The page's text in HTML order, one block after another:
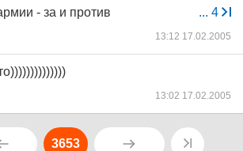
... 4
- за и против
13:12 17.02.2005
13:02 17.02.2005
3653